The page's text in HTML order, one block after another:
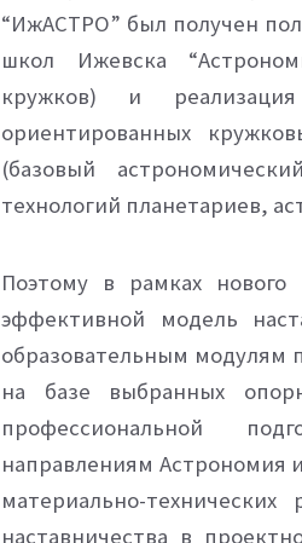
“ИжАСТРО” был получен
школ Ижевска
кружков) и
ориентированных
(базовый
технологий планетариев,
Поэтому в рамках нового
эффективной модель
образовательным модулям
на базе выбранных
профессиональной
направлениям Астрономия
материально-
наставничества в